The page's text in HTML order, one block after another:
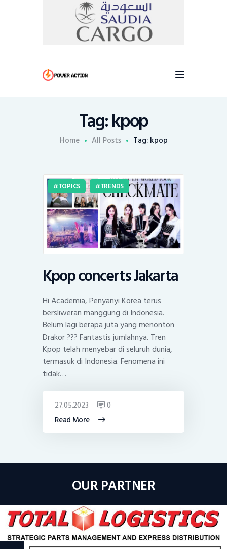
Tag: kpop
Home All Posts Tag: kpop
TOPICS TRENDS
Kpop concerts Jakarta
Hi Academia, Penyanyi Korea terus
bersliweran manggung di Indonesia.
Belum lagi berapa juta yang menonton
Drakor ??? Fantastis jumlahnya. Tren
Kpop telah menyebar di seluruh dunia,
termasuk di Indonesia. Fenomena ini
tidak…
Read More
27.05.2023 0
OUR PARTNER